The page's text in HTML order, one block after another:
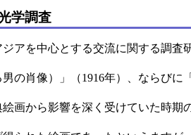
学調査
アを中心とする交流に関する調査
の肖像）」（1916年）、ならびに
から影響を深く受けていた時期